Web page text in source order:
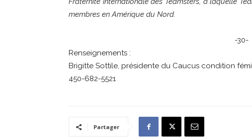
membres en Amérique du Nord.
-30-
Renseignements :
Brigitte Sottile, présidente du Caucus condition
450-682-5521
Partager